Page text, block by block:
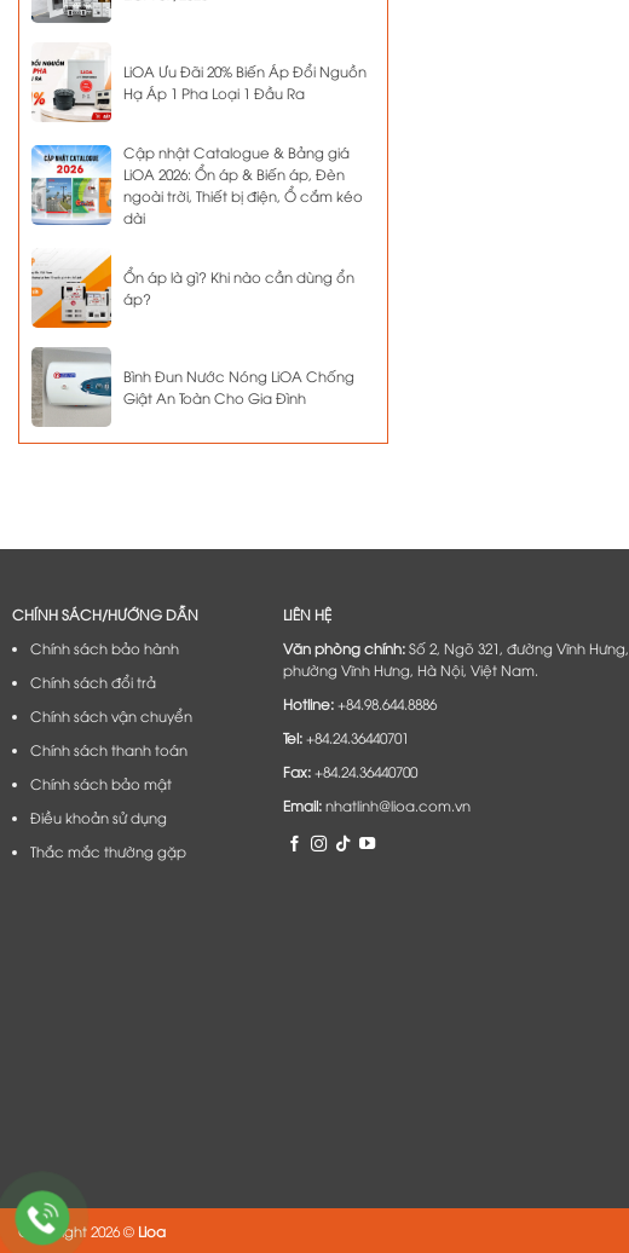
LiOA Ưu Đãi 20% Biến Áp Đổi Nguồn
Hạ Áp 1 Pha Loại 1 Đầu Ra
Cập nhật Catalogue & Bảng giá
LiOA 2026: Ổn áp & Biến áp, Đèn
ngoài trời, Thiết bị điện, Ổ cắm kéo
dài
Ổn áp là gì? Khi nào cần dùng ổn
áp?
Bình Đun Nước Nóng LiOA Chống
Giật An Toàn Cho Gia Đình
CHÍNH SÁCH/HƯỚNG DẪN
Chính sách bảo hành
Chính sách đổi trả
Chính sách vận chuyển
Chính sách thanh toán
Chính sách bảo mật
Điều khoản sử dụng
Thắc mắc thường gặp
LIÊN HỆ
Văn phòng chính:Số 2, Ngõ 321, đường Vĩnh Hưng,
phường Vĩnh Hưng, Hà Nội, Việt Nam.
Hotline:+84.98.644.8886
Tel:+84.24.36440701
Fax:+84.24.36440700
Email:nhatlinh@lioa.com.vn
Copyright 2026 © Lioa